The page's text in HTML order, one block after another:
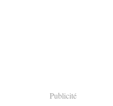
Publicité